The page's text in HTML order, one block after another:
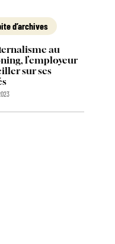
d’archives
au
l’employeur
sur ses